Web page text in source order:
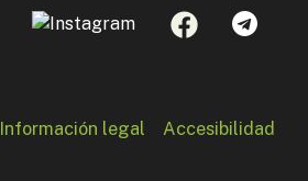
Información legal Accesibilidad